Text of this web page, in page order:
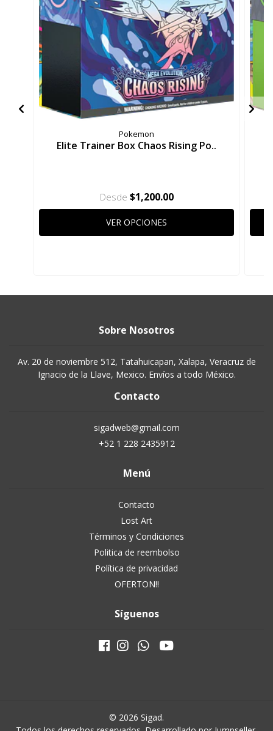
Pokemon
Elite Trainer Box Chaos Rising Po..
Desde $1,200.00
VER OPCIONES
Sobre Nosotros
Av. 20 de noviembre 512, Tatahuicapan, Xalapa, Veracruz de
Ignacio de la Llave, Mexico. Envíos a todo México.
Contacto
sigadweb@gmail.com
+52 1 228 2435912
Menú
Contacto
Lost Art
Términos y Condiciones
Politica de reembolso
Política de privacidad
OFERTON!!
Síguenos
© 2026 Sigad.